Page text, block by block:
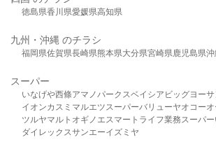
徳島県香川県愛媛県高知県
九州・沖縄 のチラシ
福岡県佐賀県長崎県熊本県大分県宮崎県鹿児島県
スーパー
いなげや西條アマノパークスベイシア ビッグヨーサ
イオンカスミ マルエツスーパーバリューヤオコー
ツルヤマルト オギノ エスマート ライフ業務スーパー
ダイレックスサンエーイズミヤ